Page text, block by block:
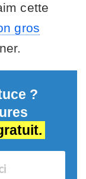
cette
gros
?